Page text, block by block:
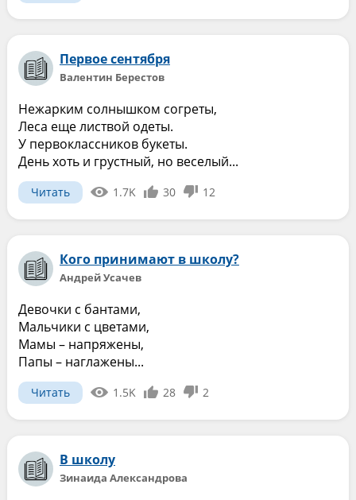
Первое сентября
Валентин Берестов
Нежарким солнышком согреты,
Леса еще листвой одеты.
У первоклассников букеты.
День хоть и грустный, но веселый...
Читать 1.7K 30 12
Кого принимают в школу?
Андрей Усачев
Девочки с бантами,
Мальчики с цветами,
Мамы – напряжены,
Папы – наглажены...
Читать 1.5K 28 2
В школу
Зинаида Александрова